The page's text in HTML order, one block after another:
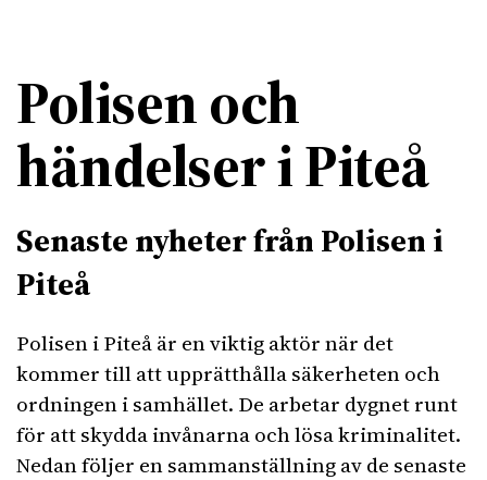
Polisen och
händelser i Piteå
Senaste nyheter från Polisen i
Piteå
Polisen i Piteå är en viktig aktör när det
kommer till att upprätthålla säkerheten och
ordningen i samhället. De arbetar dygnet runt
för att skydda invånarna och lösa kriminalitet.
Nedan följer en sammanställning av de senaste